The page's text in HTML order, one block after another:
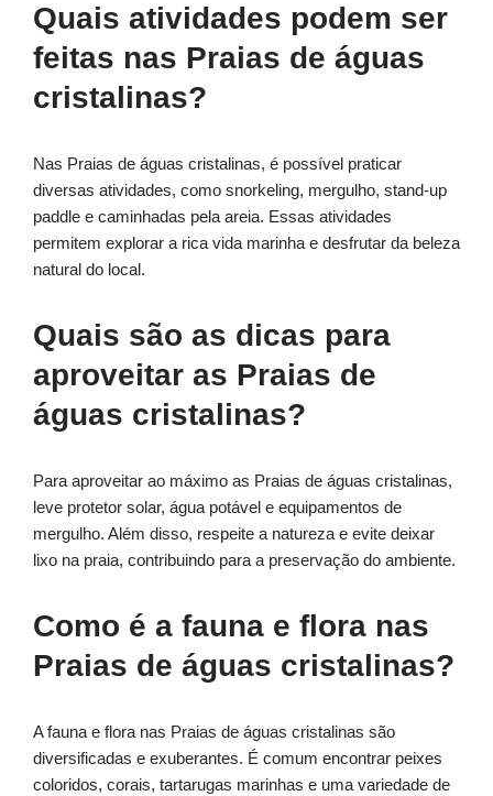
Quais atividades podem ser
feitas nas Praias de águas
cristalinas?
Nas Praias de águas cristalinas, é possível praticar
diversas atividades, como snorkeling, mergulho, stand-up
paddle e caminhadas pela areia. Essas atividades
permitem explorar a rica vida marinha e desfrutar da beleza
natural do local.
Quais são as dicas para
aproveitar as Praias de
águas cristalinas?
Para aproveitar ao máximo as Praias de águas cristalinas,
leve protetor solar, água potável e equipamentos de
mergulho. Além disso, respeite a natureza e evite deixar
lixo na praia, contribuindo para a preservação do ambiente.
Como é a fauna e flora nas
Praias de águas cristalinas?
A fauna e flora nas Praias de águas cristalinas são
diversificadas e exuberantes. É comum encontrar peixes
coloridos, corais, tartarugas marinhas e uma variedade de